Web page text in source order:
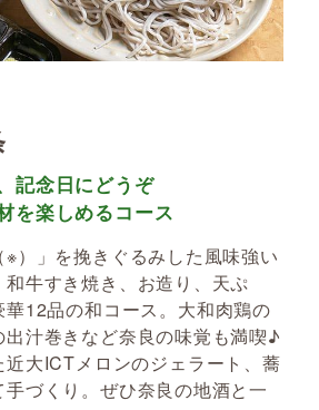
記念日にどうぞ
を楽しめるコース
※）」を挽きぐるみした風味強い
牛すき焼き、お造り、天ぷ
華12品の和コース。大和肉鶏の
汁巻きなど奈良の味覚も満喫♪
大ICTメロンのジェラート、蕎
づくり。ぜひ奈良の地酒と一